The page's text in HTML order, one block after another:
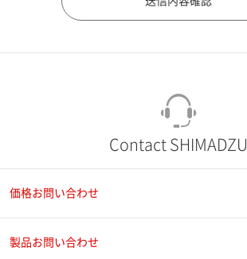
Contact SHIMADZU
価格お問い合わせ
製品お問い合わせ